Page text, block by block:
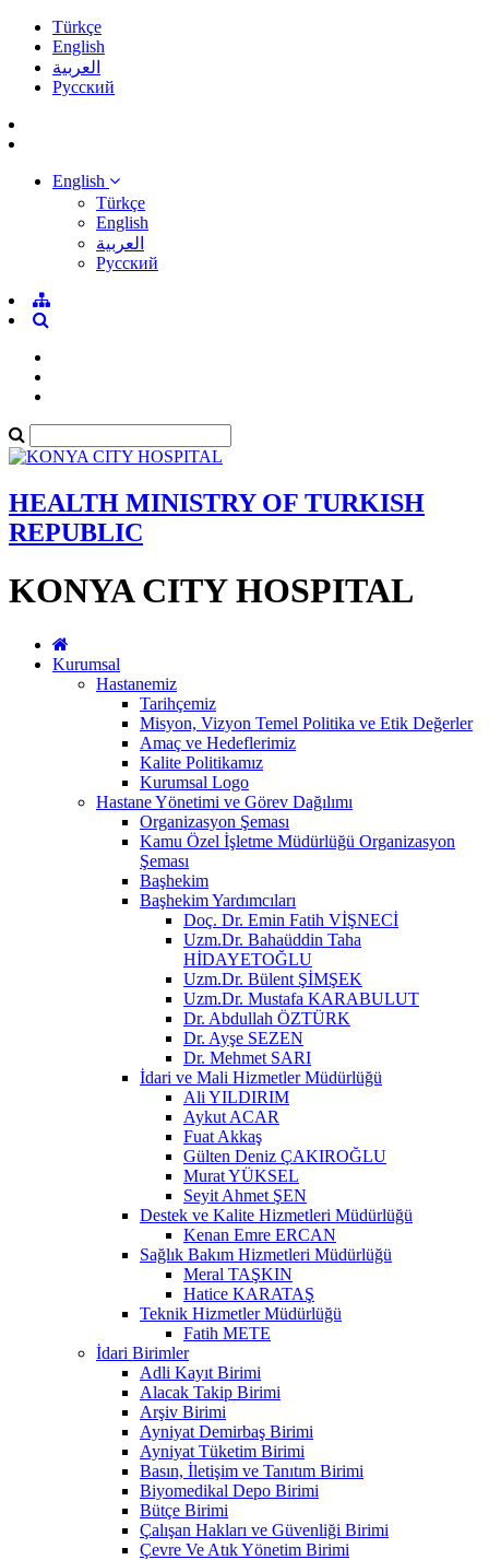
Türkçe
English
العربية
Pусский
English
Türkçe
English
العربية
Pусский
HEALTH MINISTRY OF TURKISH
REPUBLIC
KONYA CITY HOSPITAL
Kurumsal
Hastanemiz
Tarihçemiz
Misyon, Vizyon Temel Politika ve Etik Değerler
Amaç ve Hedeflerimiz
Kalite Politikamız
Kurumsal Logo
Hastane Yönetimi ve Görev Dağılımı
Organizasyon Şeması
Kamu Özel İşletme Müdürlüğü Organizasyon
Şeması
Başhekim
Başhekim Yardımcıları
Doç. Dr. Emin Fatih VİŞNECİ
Uzm.Dr. Bahaüddin Taha
HİDAYETOĞLU
Uzm.Dr. Bülent ŞİMŞEK
Uzm.Dr. Mustafa KARABULUT
Dr. Abdullah ÖZTÜRK
Dr. Ayşe SEZEN
Dr. Mehmet SARI
İdari ve Mali Hizmetler Müdürlüğü
Ali YILDIRIM
Aykut ACAR
Fuat Akkaş
Gülten Deniz ÇAKIROĞLU
Murat YÜKSEL
Seyit Ahmet ŞEN
Destek ve Kalite Hizmetleri Müdürlüğü
Kenan Emre ERCAN
Sağlık Bakım Hizmetleri Müdürlüğü
Meral TAŞKIN
Hatice KARATAŞ
Teknik Hizmetler Müdürlüğü
Fatih METE
İdari Birimler
Adli Kayıt Birimi
Alacak Takip Birimi
Arşiv Birimi
Ayniyat Demirbaş Birimi
Ayniyat Tüketim Birimi
Basın, İletişim ve Tanıtım Birimi
Biyomedikal Depo Birimi
Bütçe Birimi
Çalışan Hakları ve Güvenliği Birimi
Çevre Ve Atık Yönetim Birimi